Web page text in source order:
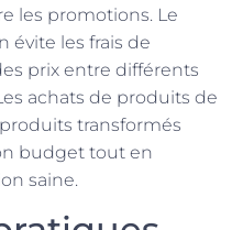
les promotions. Le
évite les frais de
prix entre différents
achats de produits de
transformés
budget tout en
saine.